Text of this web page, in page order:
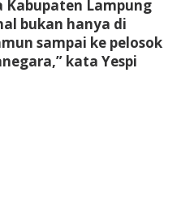
Kabupaten Lampung
bukan hanya di
sampai ke pelosok
kata Yespi